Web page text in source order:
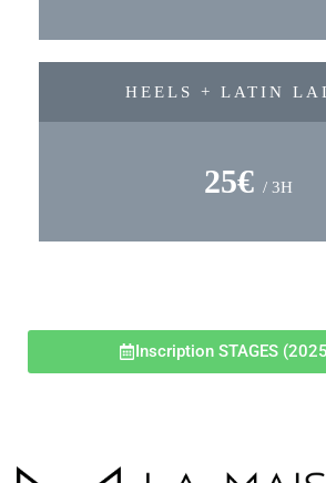
HEELS + LATIN
25€ / 3H
Inscription STAGES